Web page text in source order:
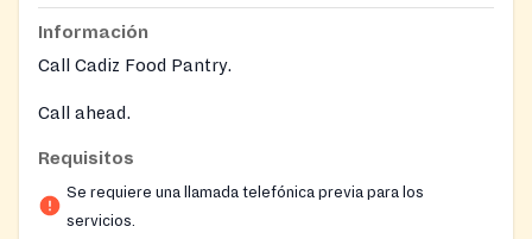
Información
Call Cadiz Food Pantry.
Call ahead.
Requisitos
Se requiere una llamada telefónica previa para los
servicios.